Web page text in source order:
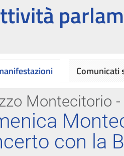
Montecitorio
con la
Comunicati